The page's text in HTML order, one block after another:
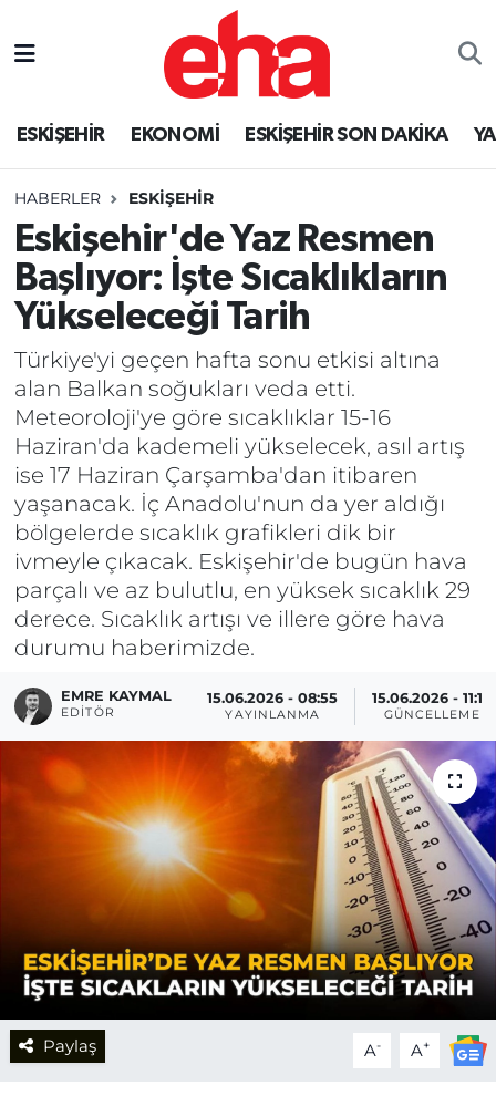
ESKİŞEHİR EKONOMİ ESKİŞEHİR SON DAKİKA
HABERLER ESKİŞEHİR
Eskişehir'de Yaz Resmen
Başlıyor: İşte Sıcaklıkların
Yükseleceği Tarih
Türkiye'yi geçen hafta sonu etkisi altına
alan Balkan soğukları veda etti.
Meteoroloji'ye göre sıcaklıklar 15-16
Haziran'da kademeli yükselecek, asıl artış
ise 17 Haziran Çarşamba'dan itibaren
yaşanacak. İç Anadolu'nun da yer aldığı
bölgelerde sıcaklık grafikleri dik bir
ivmeyle çıkacak. Eskişehir'de bugün hava
parçalı ve az bulutlu, en yüksek sıcaklık 29
derece. Sıcaklık artışı ve illere göre hava
durumu haberimizde.
EMRE KAYMAL
EDITÖR
15.06.2026 - 08:55
YAYINLANMA
15.06.2026 - 11:17
GÜNCELLEME
Paylaş A- A+